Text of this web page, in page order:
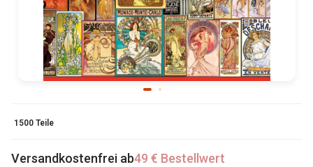
1500 Teile
Versandkostenfrei ab49 € Bestellwert